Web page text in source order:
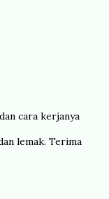
cara kerjanya
lemak. Terima